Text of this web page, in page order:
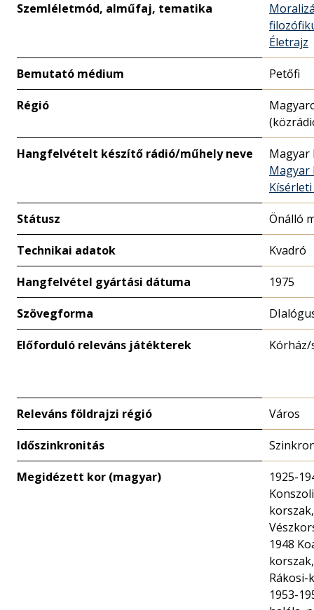
Szemléletmód, alműfaj, tematika
Életrajz
Bemutató médium Petőfi
Régió
Hangfelvételt készítő rádió/műhely neve
Magyar
Magyar
Státusz Önálló
Technikai adatok Kvadró
Hangfelvétel gyártási dátuma 1975
Szövegforma
Előforduló releváns játékterek
Releváns földrajzi régió Város
Időszinkronitás
Megidézett kor (magyar)
1925-
1948
Rákosi-
1953-